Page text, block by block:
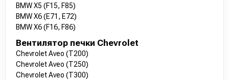
BMW X5 (F15, F85)
BMW X6 (E71, E72)
BMW X6 (F16, F86)
Вентилятор печки Chevrolet
Chevrolet Aveo (T200)
Chevrolet Aveo (T250)
Chevrolet Aveo (T300)